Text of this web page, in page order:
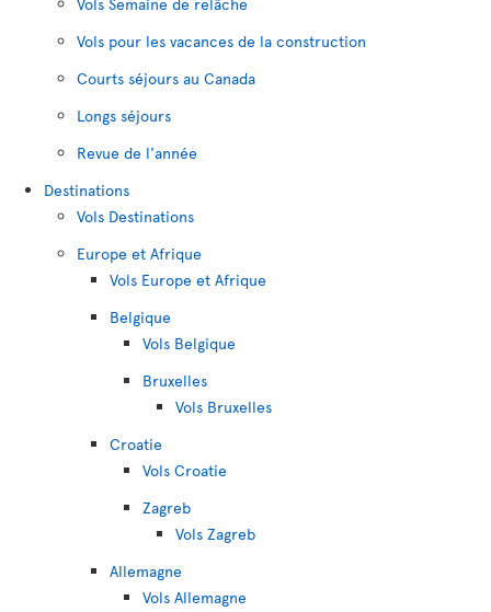
Vols pour les vacances de la construction
Courts séjours au Canada
Longs séjours
Revue de l'année
Destinations
Vols Destinations
Europe et Afrique
Vols Europe et Afrique
Belgique
Vols Belgique
Bruxelles
Vols Bruxelles
Croatie
Vols Croatie
Zagreb
Vols Zagreb
Allemagne
Vols Allemagne